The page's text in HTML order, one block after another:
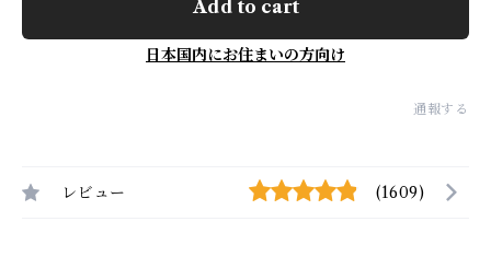
Add to cart
日本国内にお住まいの方向け
通報する
レビュー (1609)